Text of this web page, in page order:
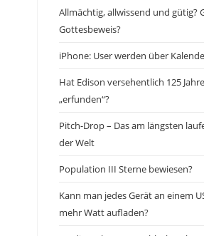
Allmächtig, allwissend und gütig?
Gottesbeweis?
iPhone: User werden über
Hat Edison versehentlich 125
„erfunden“?
Pitch-Drop – Das am längsten
der Welt
Population III Sterne bewiesen?
Kann man jedes Gerät an einem
mehr Watt aufladen?